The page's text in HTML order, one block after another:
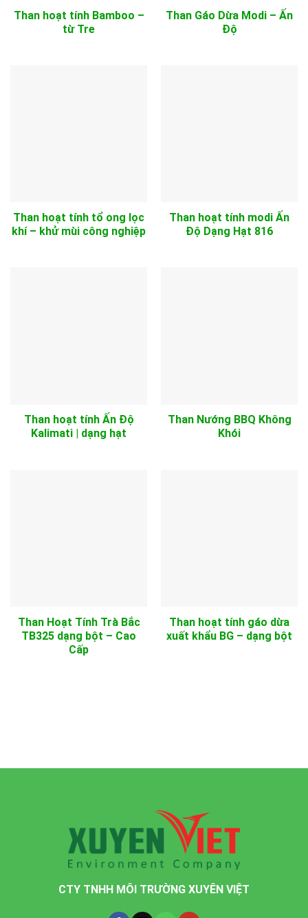
Than hoạt tính Bamboo –
từ Tre
Than Gáo Dừa Modi – Ấn
Độ
Than hoạt tính tổ ong lọc
khí – khử mùi công nghiệp
Than hoạt tính modi Ấn
Độ Dạng Hạt 816
Than hoạt tính Ấn Độ
Kalimati | dạng hạt
Than Nướng BBQ Không
Khói
Than Hoạt Tính Trà Bắc
TB325 dạng bột – Cao
Cấp
Than hoạt tính gáo dừa
xuất khẩu BG – dạng bột
CTY TNHH MÔI TRƯỜNG XUYÊN VIỆT